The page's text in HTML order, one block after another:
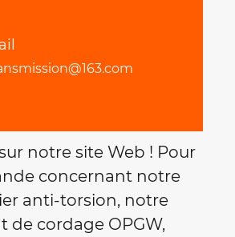
notre site Web ! Pour
concernant notre
anti-torsion, notre
de cordage OPGW,